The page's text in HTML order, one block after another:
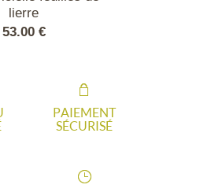
lierre
53.00 €
PAIEMENT
SÉCURISÉ